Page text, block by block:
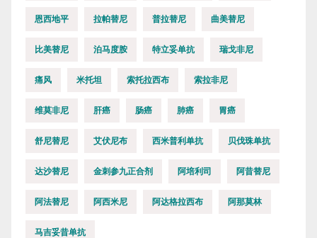
恩西地平 拉帕替尼 普拉替尼 曲美替尼
比美替尼 泊马度胺 特立妥单抗 瑞戈非尼
痛风 米托坦 索托拉西布 索拉非尼
维莫非尼 肝癌 肠癌 肺癌 胃癌
舒尼替尼 艾伏尼布 西米普利单抗 贝伐珠单抗
达沙替尼 金刺参九正合剂 阿培利司 阿昔替尼
阿法替尼 阿西米尼 阿达格拉西布 阿那莫林
马吉妥昔单抗